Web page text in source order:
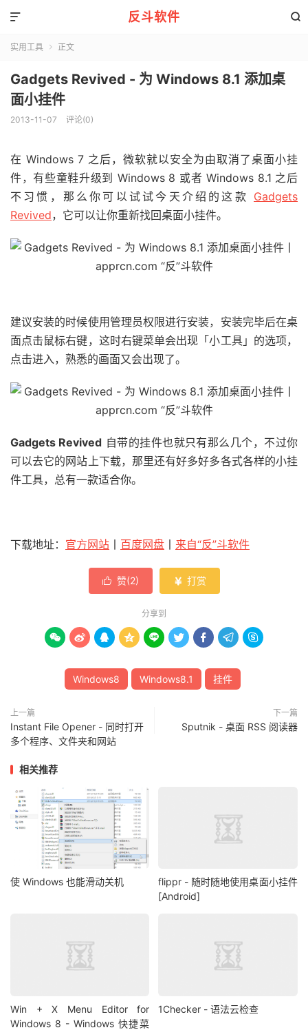
反斗软件 

实用工具  正文
Gadgets Revived - 为 Windows 8.1 添加桌
面小挂件
2013-11-07 评论(0)
在 Windows 7 之后，微软就以安全为由取消了桌面小挂
件，有些童鞋升级到 Windows 8 或者 Windows 8.1 之后
不习惯，那么你可以试试今天介绍的这款 Gadgets
Revived，它可以让你重新找回桌面小挂件。
建议安装的时候使用管理员权限进行安装，安装完毕后在桌
面点击鼠标右键，这时右键菜单会出现「小工具」的选项，
点击进入，熟悉的画面又会出现了。
Gadgets Revived 自带的挂件也就只有那么几个，不过你
可以去它的网站上下载，那里还有好多好多各式各样的小挂
件工具，总有一款适合你。
下载地址： 官方网站 百度网盘 来自“反”斗软件
 赞(2)  打赏
分享到
        
Windows8 Windows8.1 挂件
上一篇
Instant File Opener - 同时打开
多个程序、文件夹和网站
下一篇
Sputnik - 桌面 RSS 阅读器
相关推荐
使 Windows 也能滑动关机
flippr - 随时随地使用桌面小挂件
[Android]
Win + X Menu Editor for
Windows 8 - Windows 快捷菜
1Checker - 语法云检查